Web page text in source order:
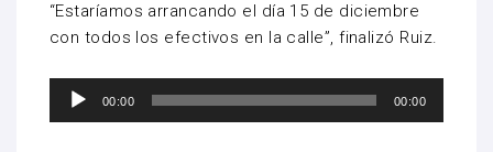
“Estaríamos arrancando el día 15 de diciembre
con todos los efectivos en la calle”, finalizó Ruiz.
Reproductor
00:00 00:00